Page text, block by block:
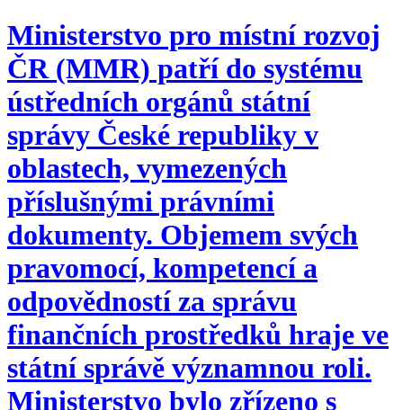
Ministerstvo pro místní rozvoj
ČR (MMR) patří do systému
ústředních orgánů státní
správy České republiky v
oblastech, vymezených
příslušnými právními
dokumenty. Objemem svých
pravomocí, kompetencí a
odpovědností za správu
finančních prostředků hraje ve
státní správě významnou roli.
Ministerstvo bylo zřízeno s